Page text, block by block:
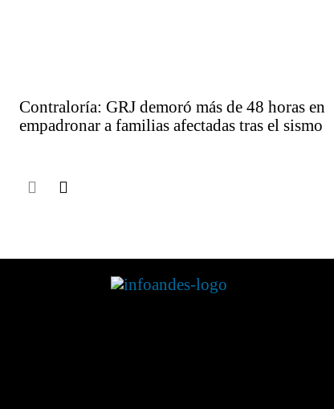
Contraloría: GRJ demoró más de 48 horas en
empadronar a familias afectadas tras el sismo